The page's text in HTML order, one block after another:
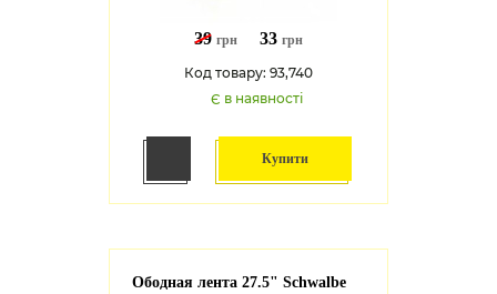
39 грн 33 грн
Код товару: 93,740
Є в наявності
Купити
Ободная лента 27.5" Schwalbe